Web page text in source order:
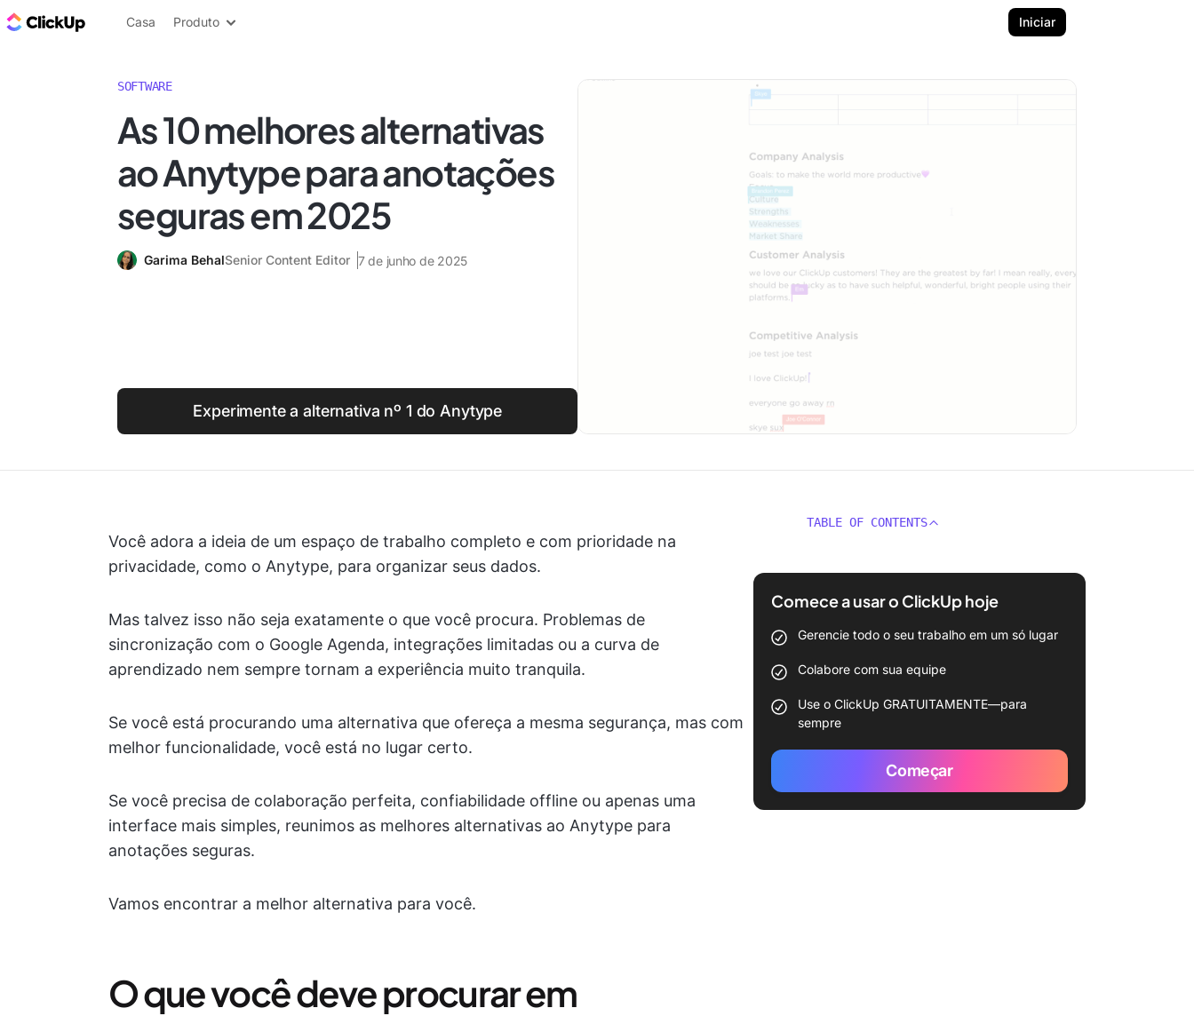
ClickUp Blogue
Casa Produto Iniciar
SOFTWARE
As 10 melhores alternativas
ao Anytype para anotações
seguras em 2025
Garima BehalSenior Content Editor 7 de junho de 2025
Experimente a alternativa nº 1 do Anytype
Você adora a ideia de um espaço de trabalho completo e com prioridade na
privacidade, como o Anytype, para organizar seus dados.
Mas talvez isso não seja exatamente o que você procura. Problemas de
sincronização com o Google Agenda, integrações limitadas ou a curva de
aprendizado nem sempre tornam a experiência muito tranquila.
Se você está procurando uma alternativa que ofereça a mesma segurança, mas com
melhor funcionalidade, você está no lugar certo.
Se você precisa de colaboração perfeita, confiabilidade offline ou apenas uma
interface mais simples, reunimos as melhores alternativas ao Anytype para
anotações seguras.
Vamos encontrar a melhor alternativa para você.
O que você deve procurar em
TABLE OF CONTENTS
Comece a usar o ClickUp hoje
Gerencie todo o seu trabalho em um só lugar
Colabore com sua equipe
Use o ClickUp GRATUITAMENTE—para
sempre
Começar